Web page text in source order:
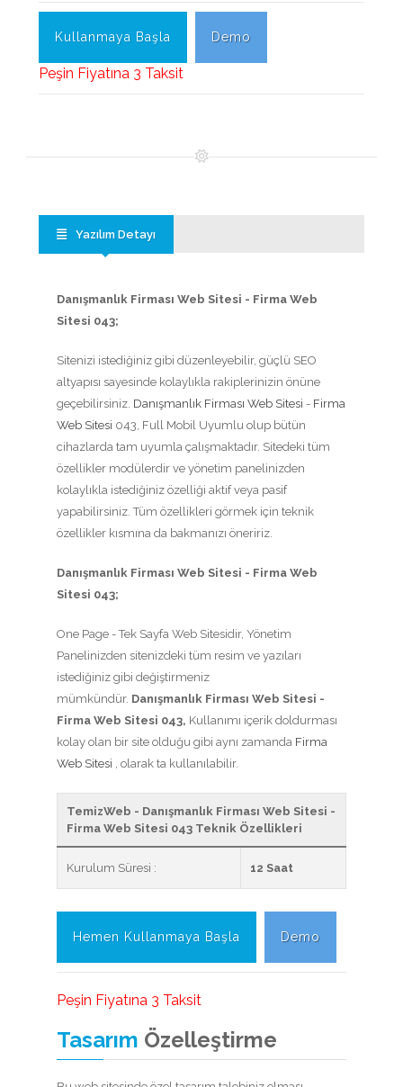
Kullanmaya Başla Demo
Peşin Fiyatına 3 Taksit
Yazılım Detayı
Danışmanlık Firması Web Sitesi - Firma Web
Sitesi 043;
Sitenizi istediğiniz gibi düzenleyebilir, güçlü SEO
altyapısı sayesinde kolaylıkla rakiplerinizin önüne
geçebilirsiniz. Danışmanlık Firması Web Sitesi - Firma
Web Sitesi 043, Full Mobil Uyumlu olup bütün
cihazlarda tam uyumla çalışmaktadır. Sitedeki tüm
özellikler modülerdir ve yönetim panelinizden
kolaylıkla istediğiniz özelliği aktif veya pasif
yapabilirsiniz. Tüm özellikleri görmek için teknik
özellikler kısmına da bakmanızı öneririz.
Danışmanlık Firması Web Sitesi - Firma Web
Sitesi 043;
One Page - Tek Sayfa Web Sitesidir, Yönetim
Panelinizden sitenizdeki tüm resim ve yazıları
istediğiniz gibi değiştirmeniz
mümkündür. Danışmanlık Firması Web Sitesi -
Firma Web Sitesi 043, Kullanımı içerik doldurması
kolay olan bir site olduğu gibi aynı zamanda Firma
Web Sitesi , olarak ta kullanılabilir.
TemizWeb - Danışmanlık Firması Web Sitesi -
Firma Web Sitesi 043 Teknik Özellikleri
Kurulum Süresi : 12 Saat
Hemen Kullanmaya Başla Demo
Peşin Fiyatına 3 Taksit
Tasarım Özelleştirme